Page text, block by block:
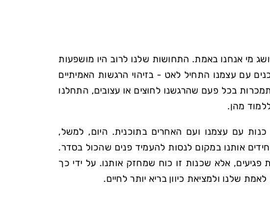
מי אנחנו באמת. התחושות שלנו לרוב היו מושפעות
עם עצמנו התחיל לאט - בזיהוי הרגשות האמיתיים
בכל פעם שהרגשנו לחוצים או עצובים, התחלנו
מהן.
כנות עם עצמנו ועם האחרים בתוכנית. היום, למשל,
אותנו במקום לנסות להעמיד פנים שהכול בסדר.
אלא שכנות זו כוח שמחזק אותנו. על ידי כך
שלנו ולמציאת כיוון בריא יותר לחיים.